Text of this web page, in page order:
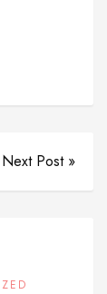
Next Post »